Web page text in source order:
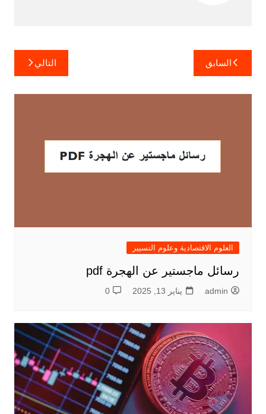
تصفّح
المقالات
السابق التالي
العلوم الاقتصادية وعلوم التسيير
رسائل ماجستير عن الهجرة pdf
admin يناير 13, 2025 0